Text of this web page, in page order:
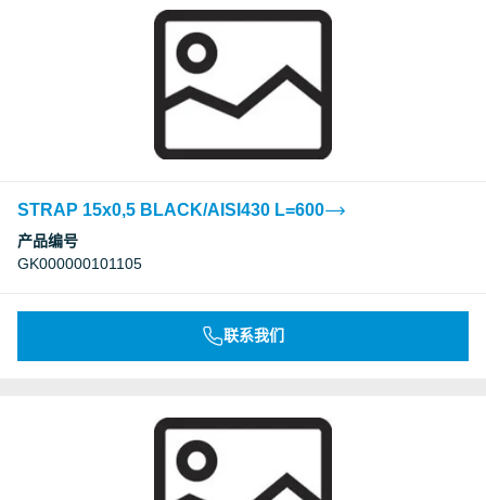
STRAP 15x0,5 BLACK/AISI430 L=600
产品编号
GK000000101105
联系我们